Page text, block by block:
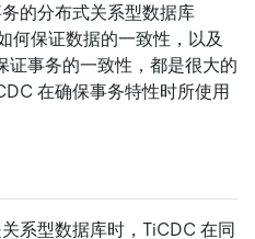
的分布式关系型数据库
何保证数据的一致性，以及
证事务的一致性，都是很大的
在确保事务特性时所使用
系型数据库时，TiCDC 在同